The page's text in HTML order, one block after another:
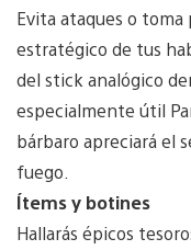
Evita ataques o toma
estratégico de tus
del stick analógico
especialmente útil
bárbaro apreciará el
fuego.
Ítems y botines
Hallarás épicos